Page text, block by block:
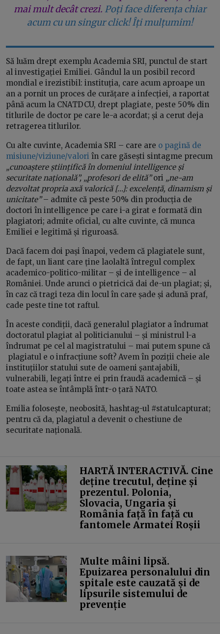
mai mult decât crezi. Poți face diferența chiar
acum cu un singur click! Îți mulțumim!
Să luăm drept exemplu Academia SRI, punctul de start
al investigației Emiliei. Gândul la un posibil record
mondial e irezistibil: instituția, care acum aproape un
an a pornit un proces de curățare a infecției, a raportat
până acum la CNATDCU, drept plagiate, peste 50% din
titlurile de doctor pe care le-a acordat; și a cerut deja
retragerea titlurilor.
Cu alte cuvinte, Academia SRI – care are o pagină de
misiune/viziune/valori în care găsești sintagme precum
„cunoaștere științifică în domeniul intelligenceși
securitate națională”, „profesori de elită”ori „ne-am
dezvoltat propria axă valorică […]: excelență, dinamism și
unicitate”– admite că peste 50% din producția de
doctori în intelligence pe care i-a girat e formată din
plagiatori; admite oficial, cu alte cuvinte, că munca
Emiliei e legitimă și riguroasă.
Dacă facem doi pași înapoi, vedem că plagiatele sunt,
de fapt, un liant care ține laolaltă întregul complex
academico-politico-militar – și de intelligence – al
României. Unde arunci o pietricică dai de-un plagiat; și,
în caz că tragi teza din locul în care șade și adună praf,
cade peste tine tot raftul.
În aceste condiții, dacă generalul plagiator a îndrumat
doctoratul plagiat al politicianului – și ministrul l-a
îndrumat pe cel al magistratului – mai putem spune că
plagiatul e o infracțiune soft? Avem în poziții cheie ale
instituțiilor statului sute de oameni șantajabili,
vulnerabili, legați între ei prin fraudă academică – și
toate astea se întâmplă într-o țară NATO.
Emilia folosește, neobosită, hashtag-ul #statulcapturat;
pentru că da, plagiatul a devenit o chestiune de
securitate națională.
HARTĂ INTERACTIVĂ. Cine
deține trecutul, deține și
prezentul. Polonia,
Slovacia, Ungaria și
România față în față cu
fantomele Armatei Roșii
Multe mâini lipsă.
Epuizarea personalului din
spitale este cauzată și de
lipsurile sistemului de
prevenție